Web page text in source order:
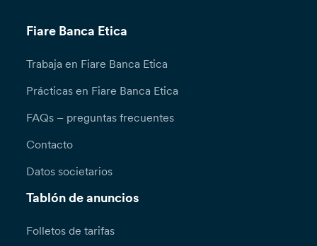
Fiare Banca Etica
Trabaja en Fiare Banca Etica
Prácticas en Fiare Banca Etica
FAQs – preguntas frecuentes
Contacto
Datos societarios
Tablón de anuncios
Folletos de tarifas